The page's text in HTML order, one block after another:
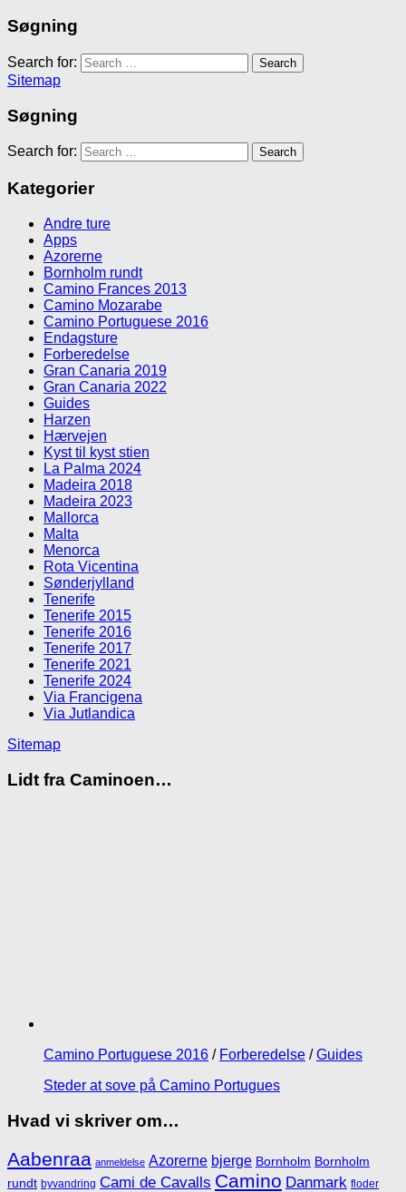
Søgning
Search for:
Sitemap
Søgning
Search for:
Kategorier
Andre ture
Apps
Azorerne
Bornholm rundt
Camino Frances 2013
Camino Mozarabe
Camino Portuguese 2016
Endagsture
Forberedelse
Gran Canaria 2019
Gran Canaria 2022
Guides
Harzen
Hærvejen
Kyst til kyst stien
La Palma 2024
Madeira 2018
Madeira 2023
Mallorca
Malta
Menorca
Rota Vicentina
Sønderjylland
Tenerife
Tenerife 2015
Tenerife 2016
Tenerife 2017
Tenerife 2021
Tenerife 2024
Via Francigena
Via Jutlandica
Sitemap
Lidt fra Caminoen…
Camino Portuguese 2016 / Forberedelse /Guides
Steder at sove på Camino Portugues
Hvad vi skriver om…
Aabenraa anmeldelse Azorerne bjerge Bornholm Bornholm
rundt byvandring Cami de Cavalls Camino Danmark floder